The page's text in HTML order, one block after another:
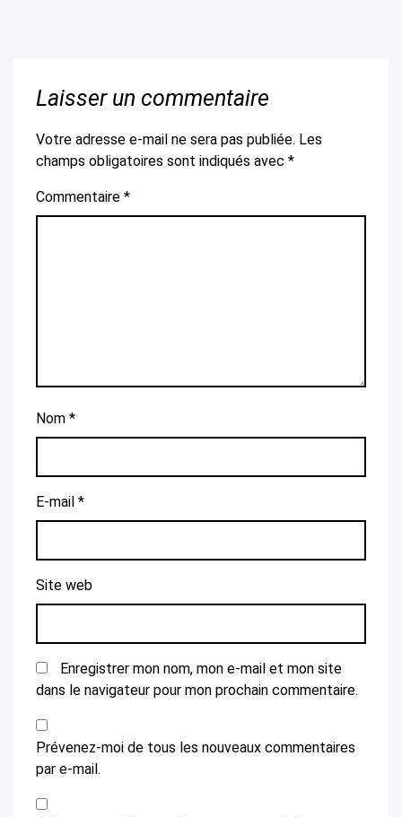
Laisser un commentaire
Votre adresse e-mail ne sera pas publiée. Les
champs obligatoires sont indiqués avec *
Commentaire *
Nom *
E-mail *
Site web
Enregistrer mon nom, mon e-mail et mon site
dans le navigateur pour mon prochain commentaire.
Prévenez-moi de tous les nouveaux commentaires
par e-mail.